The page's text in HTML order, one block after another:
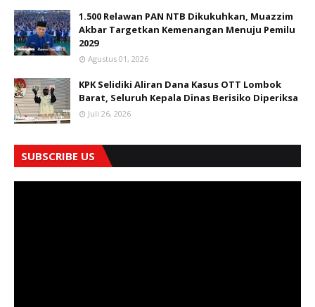
1.500 Relawan PAN NTB Dikukuhkan, Muazzim
Akbar Targetkan Kemenangan Menuju Pemilu
2029
Agustus 01, 2026
KPK Selidiki Aliran Dana Kasus OTT Lombok
Barat, Seluruh Kepala Dinas Berisiko Diperiksa
Juli 26, 2026
SUBSCRIBE US